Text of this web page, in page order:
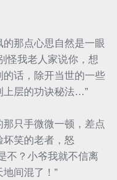
那点心思自然是一眼
怪我老人家说你，想
话，除开当世的一些
上层的功诀秘法…”
只手微微一顿，差点
笑的老者，怒
不？小爷我就不信离
间混了！”